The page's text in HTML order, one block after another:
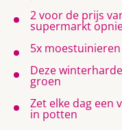
2 voor de prijs
supermarkt
5x
Deze
groen
Zet elke dag een
in potten